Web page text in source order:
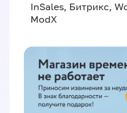
InSales, Битрикс,
ModX